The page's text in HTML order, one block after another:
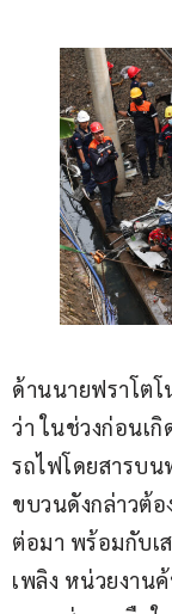
ด้านนายฟราโตโ
ว่า ในช่วงก่อนเ
รถไฟโดยสารบ
ขบวนดังกล่าวต้
ต่อมา พร้อมกับเ
เพลิง หน่วยงาน